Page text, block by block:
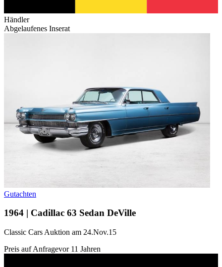
Händler
Abgelaufenes Inserat
Gutachten
1964 | Cadillac 63 Sedan DeVille
Classic Cars Auktion am 24.Nov.15
Preis auf Anfragevor 11 Jahren